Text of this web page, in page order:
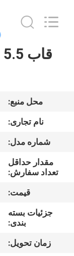
صفحه
محصولات
درباره
کنترل
کیفیت
Technology
محل منبع:
نام تجاری:
شماره مدل:
مقدار حداقل
تعداد سفارش:
قیمت:
جزئیات بسته
بندی:
زمان تحویل: